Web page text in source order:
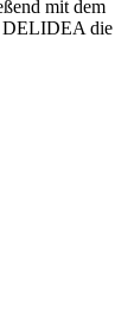
mit dem
DELIDEA die